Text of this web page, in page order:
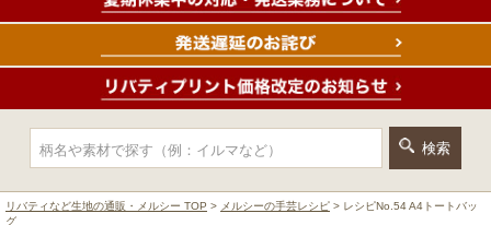
リバティなど生地の通販・メルシー TOP > メルシーの手芸レシピ > レシピNo.54 A4トートバッ
グ